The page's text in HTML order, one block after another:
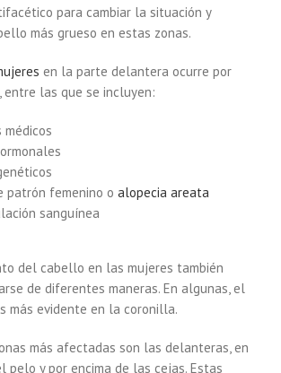
para cambiar la situación y
más grueso en estas zonas.
en la parte delantera ocurre por
entre las que se incluyen:
médicos
patrón femenino o alopecia areata
sanguínea
del cabello en las mujeres también
de diferentes maneras. En algunas, el
más evidente en la coronilla.
más afectadas son las delanteras, en
pelo y por encima de las cejas. Estas